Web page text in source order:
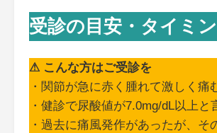
受診の目安・タイミ
⚠ こんな方はご受診を
・関節が急に赤く腫れて激しく痛
・健診で尿酸値が7.0mg/dL以上と
・過去に痛風発作があったが、そ